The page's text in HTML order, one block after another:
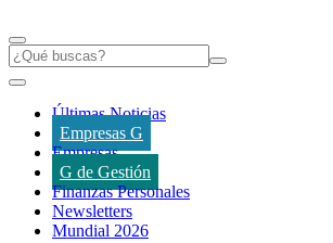
Últimas Noticias
Empresas G
Empresas
G de Gestión
Finanzas Personales
Newsletters
Mundial 2026